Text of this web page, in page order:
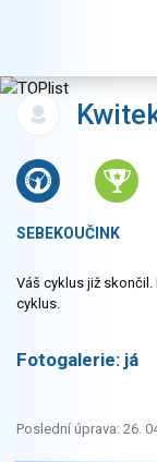
SEBEKOUČINK
Váš cyklus již
cyklus.
Fotogalerie: já
Poslední úprava: 26.